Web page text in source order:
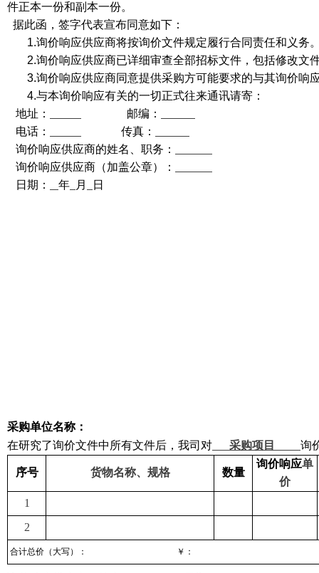
件正本一份和副本一份。
据此函，签字代表宣布同意如下：
1.询价响应供应商将按询价文件规定履行合同责任和义务
2.询价响应供应商已详细审查全部招标文件，包括修改文
3.询价响应供应商同意提供采购方可能要求的与其询价响
4.与本询价响应有关的一切正式往来通讯请寄：
地址：
邮编：
电话：
传真：
询价响应供应商的姓名、职务：
询价响应供应商（加盖公章）：
日期：
年 月 日
采购单位名称：
在研究了询价文件中所有文件后，我司对
采购项目 询
序号 货物名称、规格 数量
询价响应单
价
1
2
合计总价（大写）： ￥：